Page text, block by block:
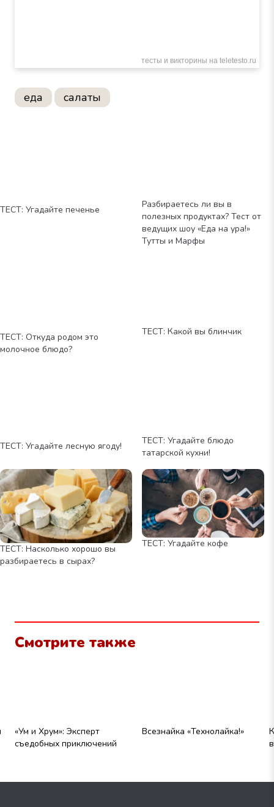
еда салаты
ТЕСТ: Угадайте печенье
Разбираетесь ли вы в
полезных продуктах? Тест от
ведущих шоу «Еда на ура!»
Тутты и Марфы
ТЕСТ: Откуда родом это
молочное блюдо?
ТЕСТ: Какой вы блинчик
ТЕСТ: Угадайте лесную ягоду!
ТЕСТ: Угадайте блюдо
татарской кухни!
ТЕСТ: Насколько хорошо вы
разбираетесь в сырах?
ТЕСТ: Угадайте кофе
Смотрите также
«Ум и Хрум»: Эксперт
съедобных приключений
Всезнайка «Технолайка!»